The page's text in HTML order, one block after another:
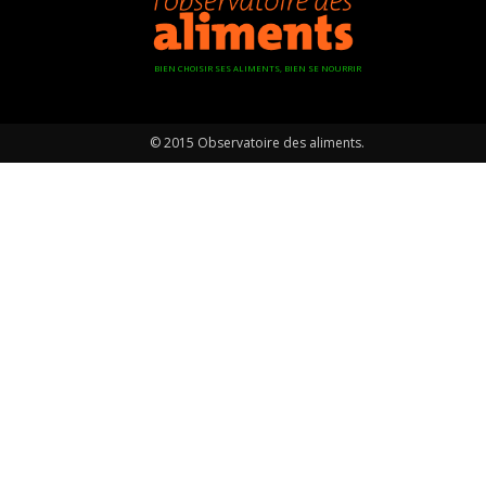
BIEN CHOISIR SES ALIMENTS, BIEN SE NOURRIR
© 2015 Observatoire des aliments.